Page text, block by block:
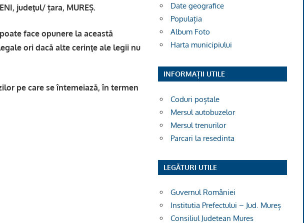
judeţul/ țara, MUREȘ.
face opunere la această
ori dacă alte cerinţe ale legii nu
pe care se întemeiază, în termen
Date geografice
Populația
Album Foto
Harta municipiului
INFORMAȚII UTILE
Coduri poștale
Mersul autobuzelor
Mersul trenurilor
Parcari la resedinta
LEGĂTURI UTILE
Guvernul României
Institutia Prefectului – Jud. Mureș
Consiliul Judetean Mures